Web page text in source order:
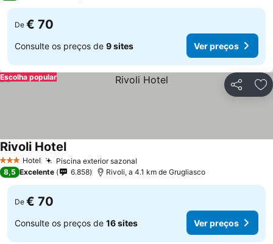
De € 70
Consulte os preços de 9 sites Ver preços
Partilhar
Escolha popular
3 EstrelasHotel Piscina exterior sazonal
Rivoli HotelVer preços
8,5 Excelente 6.858 Rivoli, a 4.1 km de Grugliasco
De € 70
Consulte os preços de 16 sites Ver preços